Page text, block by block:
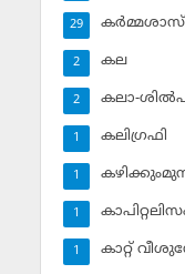
29
കല
2
കലാ-
2
കലിഗ്രഫി
1
1
1
കാറ്റ്
1